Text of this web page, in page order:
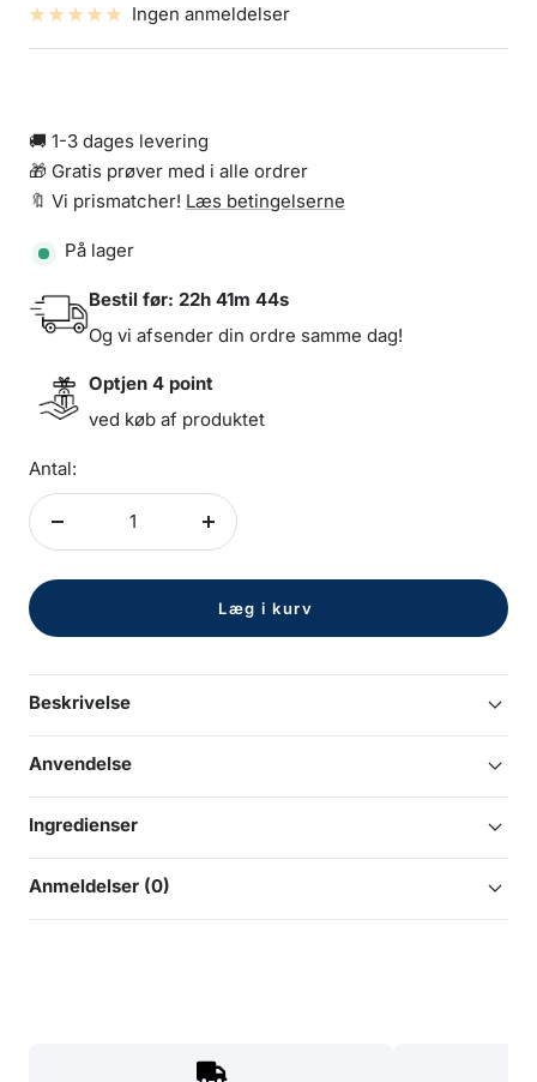
Ingen anmeldelser
🚚 1-3 dages levering
🎁 Gratis prøver med i alle ordrer
🔖 Vi prismatcher! Læs betingelserne
På lager
Bestil før: 22h 41m 44s
Og vi afsender din ordre samme dag!
Optjen 4 point
ved køb af produktet
Antal:
Formindsk
Forøg
Læg i kurv
Beskrivelse
Anvendelse
Ingredienser
Anmeldelser (0)